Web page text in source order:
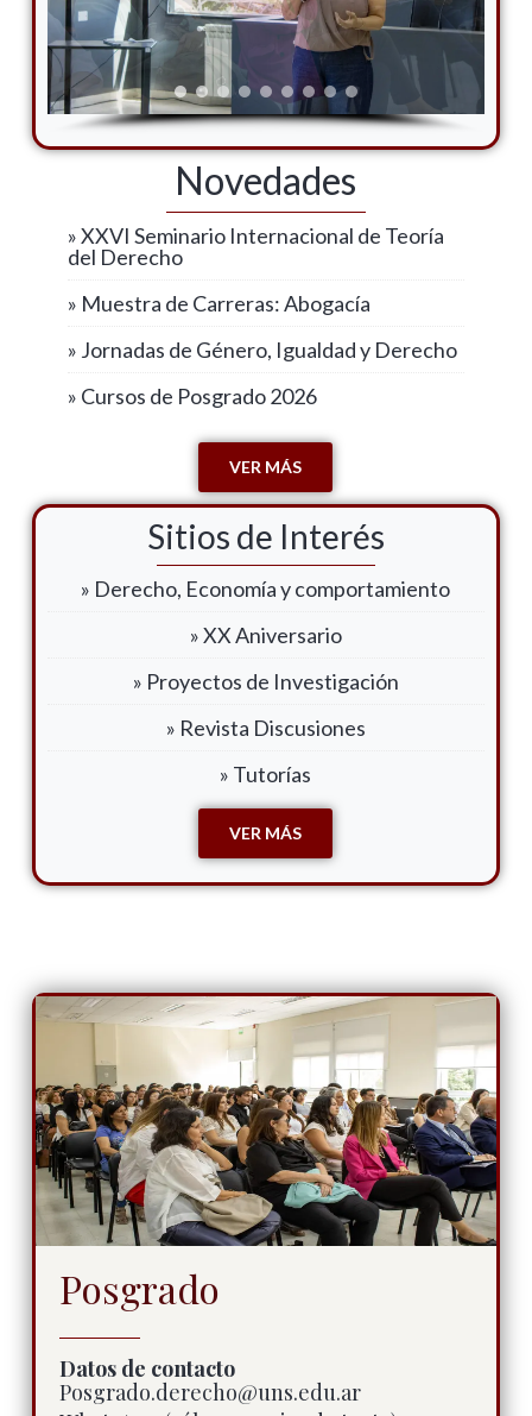
Novedades
» XXVI Seminario Internacional de Teoría
del Derecho
» Muestra de Carreras: Abogacía
» Jornadas de Género, Igualdad y Derecho
» Cursos de Posgrado 2026
VER MÁS
Sitios de Interés
» Derecho, Economía y comportamiento
» XX Aniversario
» Proyectos de Investigación
» Revista Discusiones
» Tutorías
VER MÁS
Posgrado
Datos de contacto
Posgrado.derecho@uns.edu.ar